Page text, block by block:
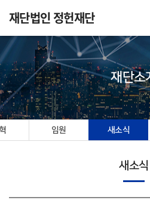
재단법인 정헌재단
재단소
임원 새소식
새소식